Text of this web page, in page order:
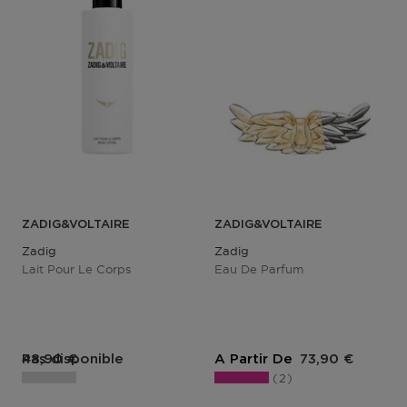
Pas disponible
ZADIG&VOLTAIRE
Zadig
Lait Pour Le Corps
Prix du produit
48,90 €
ZADIG&VOLTAIRE
Zadig
Eau De Parfum
A Partir De Prix du produit
73,90 €
2